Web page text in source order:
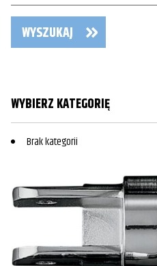
WYSZUKAJ
WYBIERZ KATEGORIĘ
Brak kategorii